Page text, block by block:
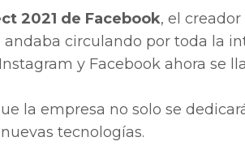
2021 de Facebook, el
circulando por toda la
y Facebook ahora se
la empresa no solo se
tecnologías.